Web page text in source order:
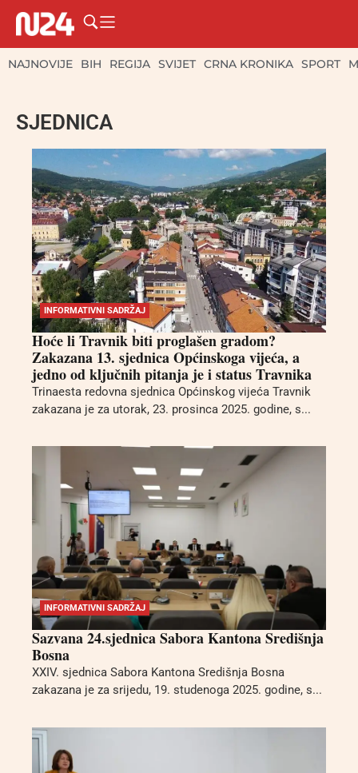
NAJNOVIJE BIH REGIJA SVIJET CRNA KRONIKA SPORT
SJEDNICA
INFORMATIVNI SADRŽAJ
Hoće li Travnik biti proglašen gradom?
Zakazana 13. sjednica Općinskoga vijeća, a
jedno od ključnih pitanja je i status Travnika
Trinaesta redovna sjednica Općinskog vijeća Travnik
zakazana je za utorak, 23. prosinca 2025. godine, s...
INFORMATIVNI SADRŽAJ
Sazvana 24.sjednica Sabora Kantona Središnja
Bosna
XXIV. sjednica Sabora Kantona Središnja Bosna
zakazana je za srijedu, 19. studenoga 2025. godine, s...